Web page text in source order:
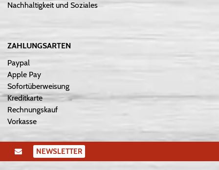
Nachhaltigkeit und Soziales
ZAHLUNGSARTEN
Paypal
Apple Pay
Sofortüberweisung
Kreditkarte
Rechnungskauf
Vorkasse
NEWSLETTER